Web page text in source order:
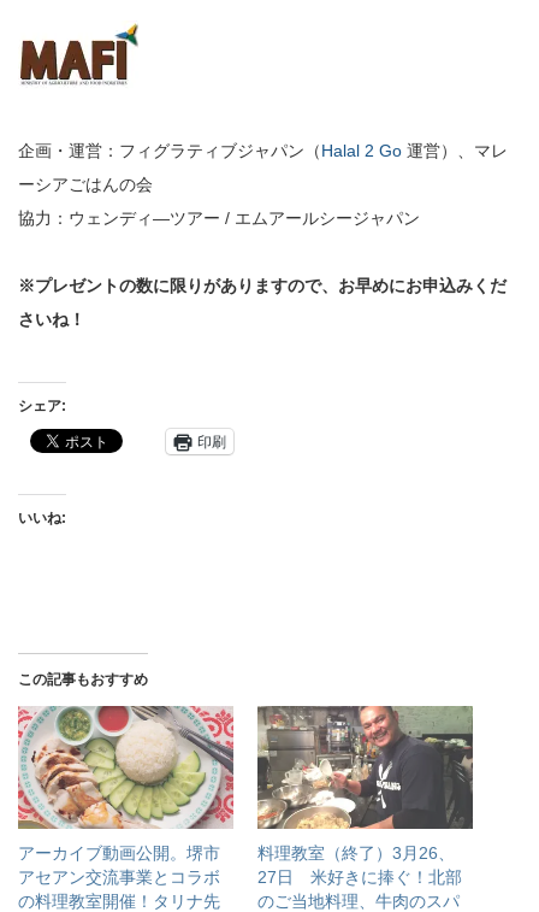
企画・運営：フィグラティブジャパン（Halal 2 Go 運営）、マレ
ーシアごはんの会
協力：ウェンディ―ツアー / エムアールシージャパン
※プレゼントの数に限りがありますので、お早めにお申込みくだ
さいね！
シェア:
印刷
いいね:
この記事もおすすめ
アーカイブ動画公開。堺市
アセアン交流事業とコラボ
の料理教室開催！タリナ先
料理教室（終了）3月26、
27日 米好きに捧ぐ！北部
のご当地料理、牛肉のスパ